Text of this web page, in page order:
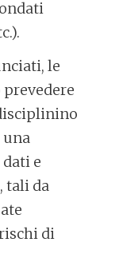
le
una
e
tali da
di